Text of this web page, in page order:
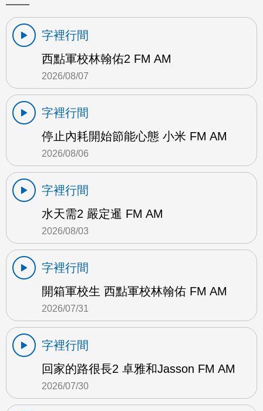
字裡行間
西點軍校林翰佑2 FM AM
2026/08/07
字裡行間
停止內耗開始節能心態 小米 FM AM
2026/08/06
字裡行間
水天需2 嚴定暹 FM AM
2026/08/03
字裡行間
開箱軍校生 西點軍校林翰佑 FM AM
2026/07/31
字裡行間
回家的路很長2 卓雅和Jasson FM AM
2026/07/30